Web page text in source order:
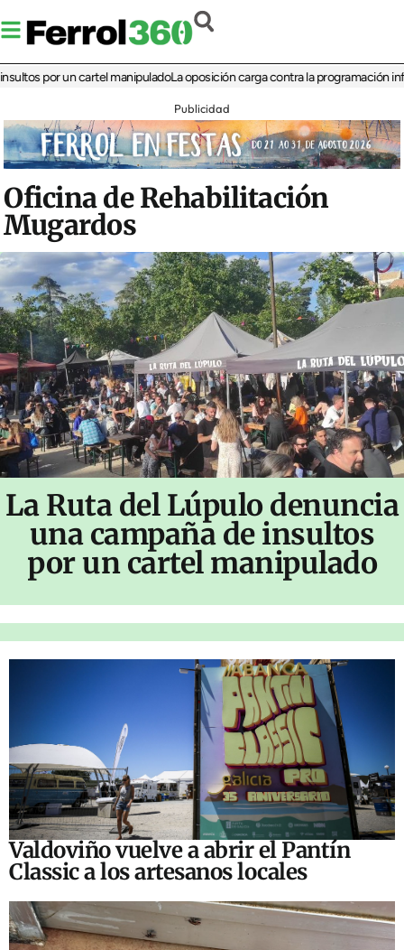
por un cartel manipuladoLa oposición carga contra la programación infantil
Publicidad
Oficina de Rehabilitación
Mugardos
La Ruta del Lúpulo denuncia
una campaña de insultos
por un cartel manipulado
Valdoviño vuelve a abrir el Pantín
Classic a los artesanos locales